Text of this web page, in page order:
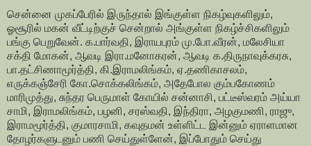
சென்னை முகப்பேரில் இருந்தால் இங்குள்ள நிகழ்வுகளிலும்,
ஓசூரில் மகன் வீட்டிற்குச் சென்றால் அங்குள்ள நிகழ்ச்சிகளிலும்
பங்கு பெறுவேன். க.பார்வதி, இராயபுரம் மு.போ.வீரன், மலேசியா
சக்தி மோகன், ஆவடி இரா.மனோகரன், ஆவடி க.திருநாவுக்கரசு,
பா.தட்சிணாமூர்த்தி, கி.இராமலிங்கம், ஏ.தணிகாசலம்,
எருக்கஞ்சேரி கோ.சொக்கலிங்கம், அதேபோல கும்பகோணம்
மாரிமுத்து, சுந்தர பெருமாள் கோயில் சன்னாசி, பட்டீஸ்வரம் அய்யா
சாமி, இராமலிங்கம், பழனி, சரஸ்வதி, இந்திரா, அழகுமணி, ராஜு,
இராமமூர்த்தி, குமாரசாமி, கவுதமன் உள்ளிட்ட இன்னும் ஏராளமான
தோழர்களுடனும் பணி செய்துள்ளேன், இப்போதும் செய்து